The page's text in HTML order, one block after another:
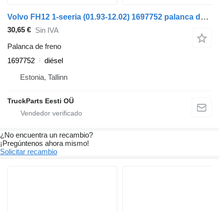
Volvo FH12 1-seeria (01.93-12.02) 1697752 palanca de freno para Volvo FH12, FH16, NH12, FH, VNL780 (1993-2014) cabeza tractora
30,65 € Sin IVA
Palanca de freno
1697752
diésel
Estonia, Tallinn
TruckParts Eesti OÜ
¿No encuentra un recambio?
¡Pregúntenos ahora mismo!
Solicitar recambio